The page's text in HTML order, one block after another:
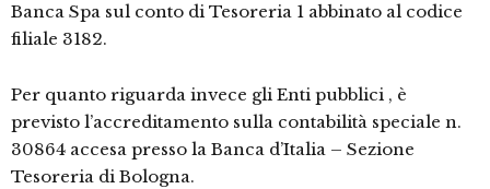
Banca Spa sul conto di Tesoreria 1 abbinato al codice
filiale 3182.
Per quanto riguarda invece gli Enti pubblici , è
previsto l’accreditamento sulla contabilità speciale n.
30864 accesa presso la Banca d’Italia – Sezione
Tesoreria di Bologna.